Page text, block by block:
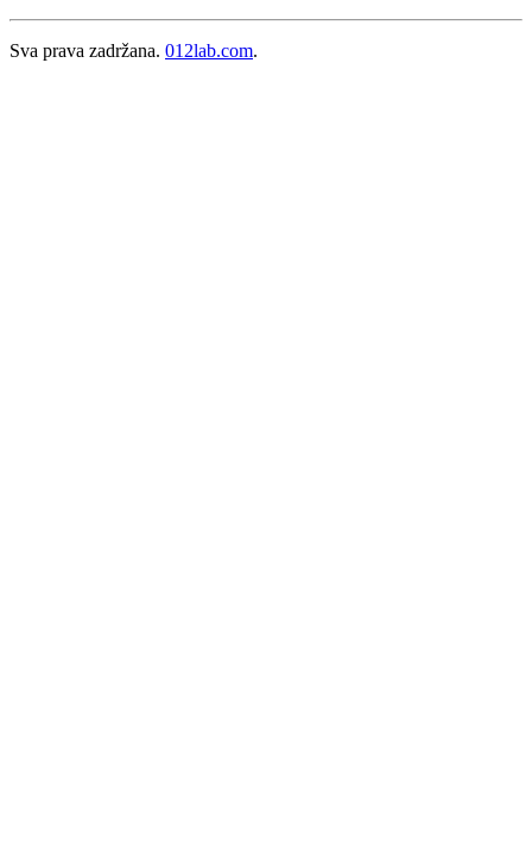
Sva prava zadržana. 012lab.com.